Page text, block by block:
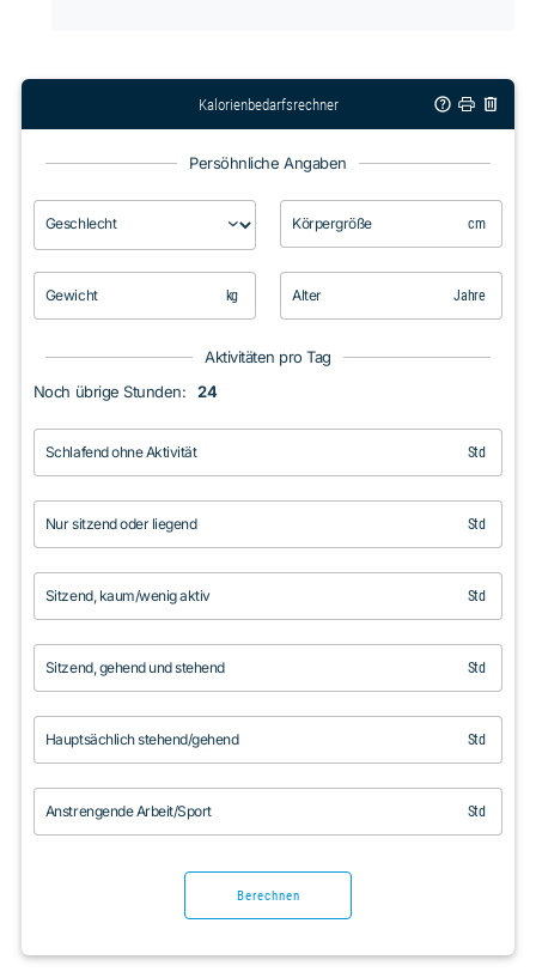
Kalorienbedarfsrechner
Persöhnliche Angaben
Geschlecht Körpergröße cm
Gewicht kg Alter Jahre
Aktivitäten pro Tag
Noch übrige Stunden:
24
Schlafend ohne Aktivität Std
Nur sitzend oder liegend Std
Sitzend, kaum/wenig aktiv Std
Sitzend, gehend und stehend Std
Hauptsächlich stehend/gehend Std
Anstrengende Arbeit/Sport Std
Berechnen